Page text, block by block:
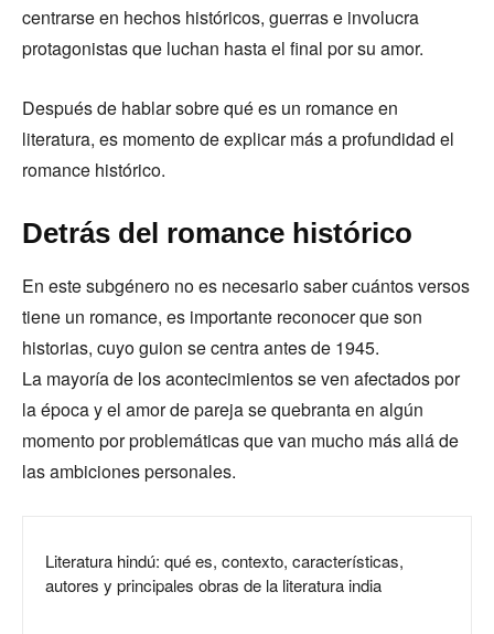
centrarse en hechos históricos, guerras e involucra
protagonistas que luchan hasta el final por su amor.
Después de hablar sobre qué es un romance en
literatura, es momento de explicar más a profundidad el
romance histórico.
Detrás del romance histórico
En este subgénero no es necesario saber cuántos versos
tiene un romance, es importante reconocer que son
historias, cuyo guion se centra antes de 1945.
La mayoría de los acontecimientos se ven afectados por
la época y el amor de pareja se quebranta en algún
momento por problemáticas que van mucho más allá de
las ambiciones personales.
Literatura hindú: qué es, contexto, características,
autores y principales obras de la literatura india